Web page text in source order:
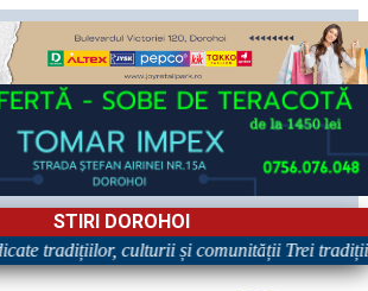
STIRI DOROHOI
tradițiilor, culturii și comunității Trei tradiții.